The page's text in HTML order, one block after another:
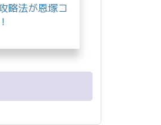
略法が恩塚コ